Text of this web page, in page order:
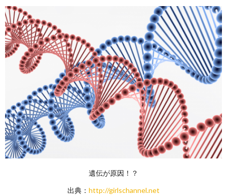
遺伝が原因！？
出典： http://girlschannel.net